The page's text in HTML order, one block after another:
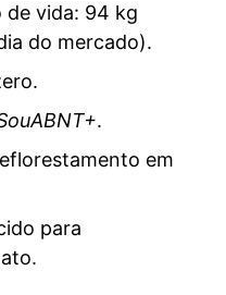
de vida: 94 kg
do mercado).
.
em
para